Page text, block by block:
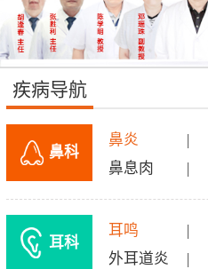
疾病导航
鼻科
鼻炎 |
鼻息肉
|
耳科
耳鸣 |
外耳道炎
|